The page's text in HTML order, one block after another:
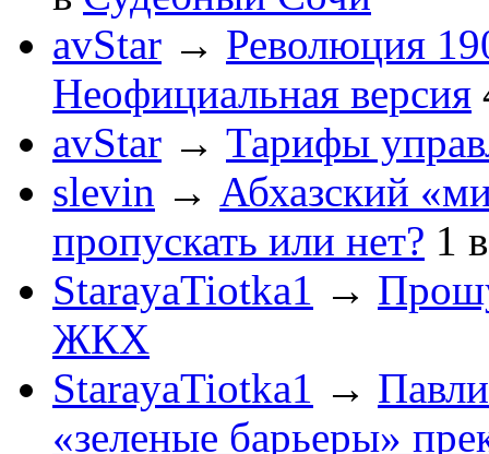
avStar → Революция
Неофициальная версия
avStar → Тарифы
slevin → Абхазский
пропускать или нет? 1
StarayaTiotka1 →
ЖКХ
StarayaTiotka1 →
«зеленые барьеры»